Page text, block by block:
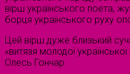
вірш українського поета,
борця українського руху
Цей вірш дуже близький
«витязя молодої
Олесь Гончар.